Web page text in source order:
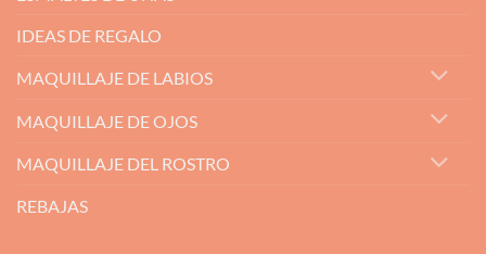
IDEAS DE REGALO
MAQUILLAJE DE LABIOS
MAQUILLAJE DE OJOS
MAQUILLAJE DEL ROSTRO
REBAJAS